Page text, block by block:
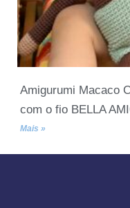
Amigurumi Macaco
com o fio BELLA
Mais »